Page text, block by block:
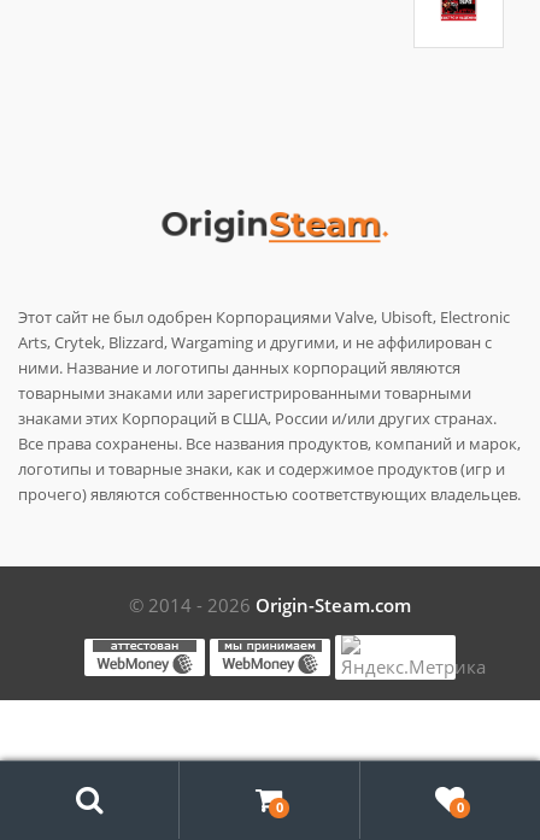
Этот сайт не был одобрен Корпорациями Valve, Ubisoft, Electronic
Arts, Crytek, Blizzard, Wargaming и другими, и не аффилирован с
ними. Название и логотипы данных корпораций являются
товарными знаками или зарегистрированными товарными
знаками этих Корпораций в США, России и/или других странах.
Все права сохранены. Все названия продуктов, компаний и марок,
логотипы и товарные знаки, как и содержимое продуктов (игр и
прочего) являются собственностью соответствующих владельцев.
© 2014 - 2026 Origin-Steam.com
0 0